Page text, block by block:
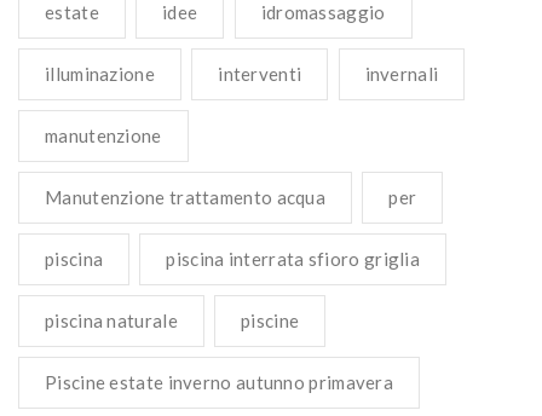
estate idee idromassaggio
illuminazione interventi invernali
manutenzione
Manutenzione trattamento acqua per
piscina piscina interrata sfioro griglia
piscina naturale piscine
Piscine estate inverno autunno primavera